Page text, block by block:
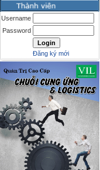
Username
Password
Đăng ký mới